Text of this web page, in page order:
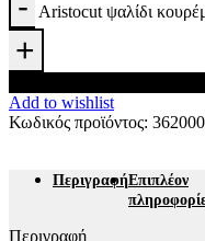
Aristocut ψαλίδι
Add to wishlist
Κωδικός προϊόντος:
ΠεριγραφήΕπιπλέον
Περιγραφή